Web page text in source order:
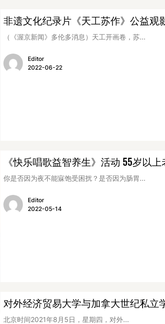
非遗文化纪录片《天工苏作》公益观
（《渥京新闻》多伦多消息）天工开画卷，苏...
Editor
2022-06-22
《快乐唱歌益智养生》活动 55岁以上
你是否因为夜不能寐饱受困扰？是否因为肠胃...
Editor
2022-05-14
对外经济贸易大学与加拿大世纪私立
北京时间2021年8月5日，星期四，对外...